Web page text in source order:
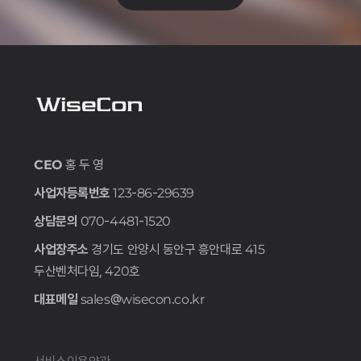
CEO 홍 두 영
사업자등록번호 123-86-29639
상담문의 070-4481-1520
사업장주소 경기도 안양시 동안구 흥안대로 415
두산벤처다임, 420호
대표메일 sales@wisecon.co.kr